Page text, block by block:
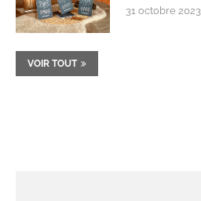
31 octobre 2023
VOIR TOUT